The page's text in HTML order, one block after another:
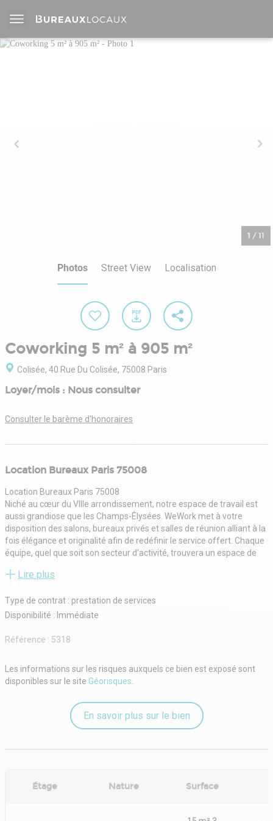
1 / 11
Photos Street View Localisation
Coworking 5 m² à 905 m²
Colisée, 40 Rue Du Colisée, 75008 Paris
Loyer/mois : Nous consulter
Consulter le barème d'honoraires
Location Bureaux Paris 75008
Location Bureaux Paris 75008
Niché au cœur du VIIIe arrondissement, notre espace de travail est
aussi grandiose que les Champs-Élysées. WeWork met à votre
disposition des salons, bureaux privés et salles de réunion alliant à la
fois élégance et originalité afin de redéfinir le service offert. Chaque
équipe, quel que soit son secteur d'activité, trouvera un espace de
facile d'accès : les stations de métro Saint-Philippe du Roule, Franklin
marche. Vous avez envie de faire quelques emplettes après le
travail ?
Lire plus
Type de contrat : prestation de services
Disponibilité : Immédiate
Référence : 5318
Les informations sur les risques auxquels ce bien est exposé sont
disponibles sur le site Géorisques.
En savoir plus sur le bien
Étage Nature Surface